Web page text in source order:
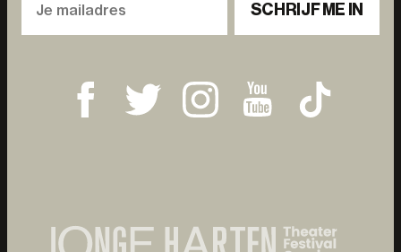
SCHRIJF ME IN